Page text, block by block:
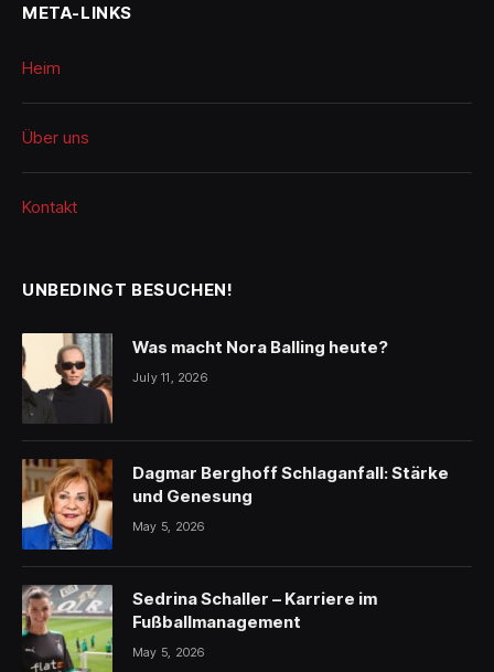
META-LINKS
Heim
Über uns
Kontakt
UNBEDINGT BESUCHEN!
Was macht Nora Balling heute?
July 11, 2026
Dagmar Berghoff Schlaganfall: Stärke
und Genesung
May 5, 2026
Sedrina Schaller – Karriere im
Fußballmanagement
May 5, 2026